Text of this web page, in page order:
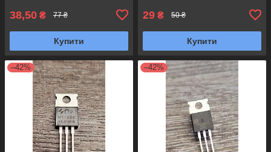
38,50 ₴ 77 ₴
Купити
29 ₴ 50 ₴
Купити
–42% –42%